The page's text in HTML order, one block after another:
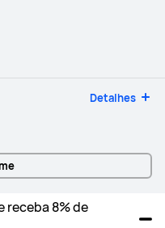
Detalhes
receba 8% de